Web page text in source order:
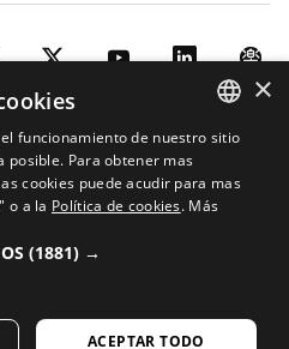
SPANISH
ENGLISH
GERMAN
×
funcionamiento de nuestro sitio
posible. Para obtener mas
cookies puede acudir para mas
o a la Política de cookies. Más
(1881) →
ACEPTAR TODO